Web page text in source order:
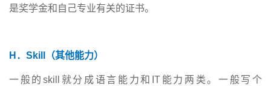
是奖学金和自己专业有关的证书。
H ． Skill （其他能力）
一般的 skill 就分成语言能力和 IT 能力两类。一般写个